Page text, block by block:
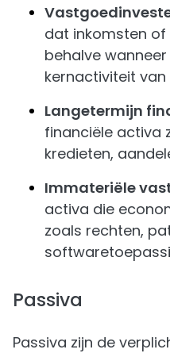
dat inkomsten of
behalve
kernactiviteit
Langetermijn
financiële activa
kredieten,
Immateriële
activa die
zoals rechten,
Passiva
Passiva zijn de